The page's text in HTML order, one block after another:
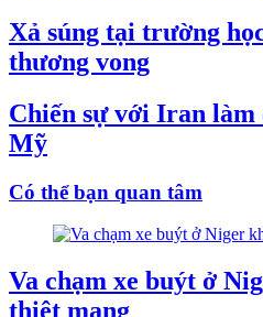
Xả súng tại trường
thương vong
Chiến sự với Iran
Mỹ
Có thể bạn quan tâm
Va chạm xe buýt ở
thiệt mạng